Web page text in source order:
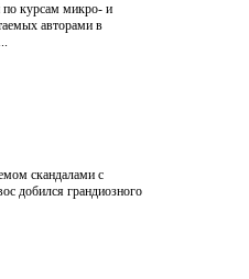
по курсам микро- и
авторами в
скандалами с
добился грандиозного